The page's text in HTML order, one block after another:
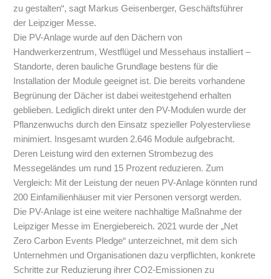
zu gestalten“, sagt Markus Geisenberger, Geschäftsführer
der Leipziger Messe.
Die PV-Anlage wurde auf den Dächern von
Handwerkerzentrum, Westflügel und Messehaus installiert –
Standorte, deren bauliche Grundlage bestens für die
Installation der Module geeignet ist. Die bereits vorhandene
Begrünung der Dächer ist dabei weitestgehend erhalten
geblieben. Lediglich direkt unter den PV-Modulen wurde der
Pflanzenwuchs durch den Einsatz spezieller Polyestervliese
minimiert. Insgesamt wurden 2.646 Module aufgebracht.
Deren Leistung wird den externen Strombezug des
Messegeländes um rund 15 Prozent reduzieren. Zum
Vergleich: Mit der Leistung der neuen PV-Anlage könnten rund
200 Einfamilienhäuser mit vier Personen versorgt werden.
Die PV-Anlage ist eine weitere nachhaltige Maßnahme der
Leipziger Messe im Energiebereich. 2021 wurde der „Net
Zero Carbon Events Pledge“ unterzeichnet, mit dem sich
Unternehmen und Organisationen dazu verpflichten, konkrete
Schritte zur Reduzierung ihrer CO2-Emissionen zu